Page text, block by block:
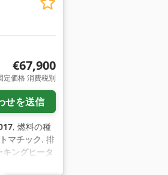
€67,900
定価格 消費税別
せを送信
, 燃料の種
マチック, 排
ングヒータ